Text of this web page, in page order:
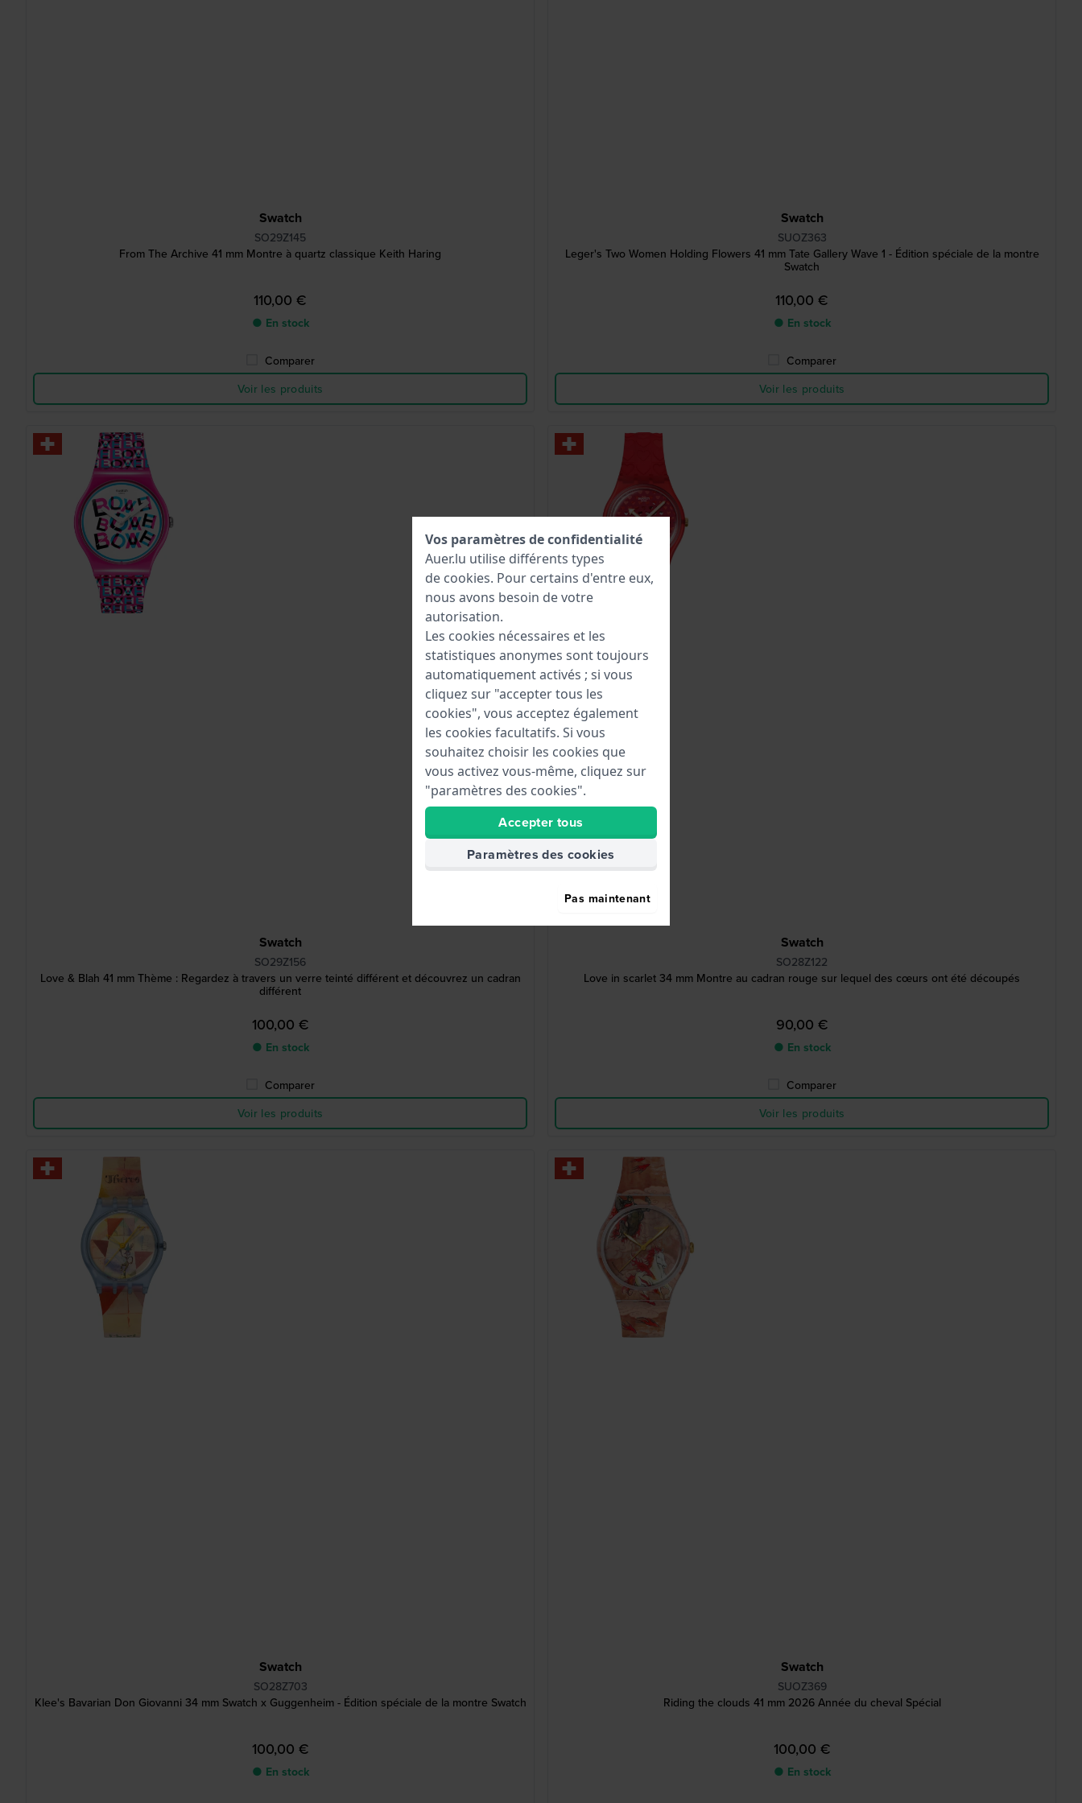
Swatch
SO29Z145
From The Archive 41 mm Montre à quartz classique Keith Haring
110,00 €
● En stock
Comparer
Voir les produits
Swatch
SUOZ363
Leger's Two Women Holding Flowers 41 mm Tate Gallery Wave 1 - Édition spéciale de la montre
Swatch
110,00 €
● En stock
Comparer
Voir les produits
Swatch
SO29Z156
Love & Blah 41 mm Thème : Regardez à travers un verre teinté différent et découvrez un cadran
différent
100,00 €
● En stock
Comparer
Voir les produits
Swatch
SO28Z122
Love in scarlet 34 mm Montre au cadran rouge sur lequel des cœurs ont été découpés
90,00 €
● En stock
Comparer
Voir les produits
Swatch
SO28Z703
Klee's Bavarian Don Giovanni 34 mm Swatch x Guggenheim - Édition spéciale de la montre Swatch
100,00 €
● En stock
Swatch
SUOZ369
Riding the clouds 41 mm 2026 Année du cheval Spécial
100,00 €
● En stock
Vos paramètres de confidentialité
Auer.lu utilise différents types
de cookies. Pour certains d'entre eux,
nous avons besoin de votre
autorisation.
Les cookies nécessaires et les
statistiques anonymes sont toujours
automatiquement activés ; si vous
cliquez sur "accepter tous les
cookies", vous acceptez également
les cookies facultatifs. Si vous
souhaitez choisir les cookies que
vous activez vous-même, cliquez sur
"paramètres des cookies".
Accepter tous
Paramètres des cookies
Pas maintenant